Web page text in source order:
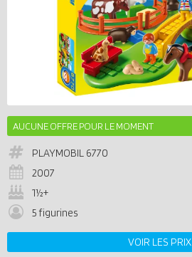
AUCUNE OFFRE POUR LE MOMENT
PLAYMOBIL 6770
2007
1½+
5 figurines
VOIR LES PRIX